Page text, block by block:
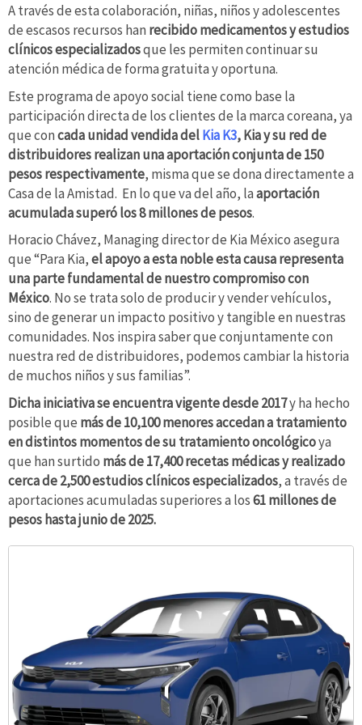
A través de esta colaboración, niñas, niños y adolescentes
de escasos recursos han recibido medicamentos y estudios
clínicos especializadosque les permiten continuar su
atención médica de forma gratuita y oportuna.
Este programa de apoyo social tiene como base la
participación directa de los clientes de la marca coreana, ya
que concada unidad vendida delKia K3, Kia y su red de
distribuidores realizan una aportación conjunta de 150
pesos respectivamente, misma que se dona directamente a
Casa de la Amistad. En lo que va del año, laaportación
acumulada superó los 8 millones de pesos.
Horacio Chávez, Managing director de Kia México asegura
que “Para Kia,el apoyo a esta noble esta causa representa
una parte fundamental de nuestro compromiso con
México. No se trata solo de producir y vender vehículos,
sino de generar un impacto positivo y tangible en nuestras
comunidades. Nos inspira saber que conjuntamente con
nuestra red de distribuidores, podemos cambiar la historia
de muchos niños y sus familias”.
Dicha iniciativa se encuentra vigente desde 2017y ha hecho
posible que más de 10,100 menores accedan a tratamiento
en distintos momentos de su tratamiento oncológicoya
que han surtido más de 17,400 recetas médicas y realizado
cerca de 2,500 estudios clínicos especializados, a través de
aportaciones acumuladas superiores a los61 millones de
pesos hasta junio de 2025.